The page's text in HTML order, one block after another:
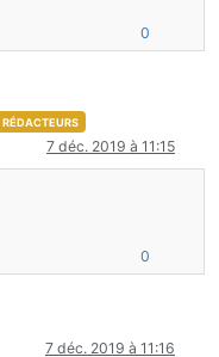
0
RÉDACTEURS
7 déc. 2019 à 11:15
0
7 déc. 2019 à 11:16